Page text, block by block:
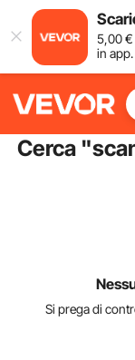
5,00€
in app.
Cerca "
Si prega di